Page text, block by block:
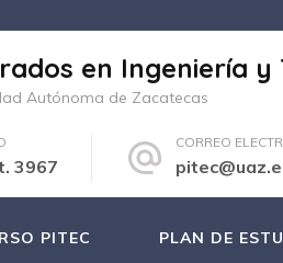
en Ingeniería
Autónoma de Zacatecas
3967
CORREO
PITEC PLAN DE